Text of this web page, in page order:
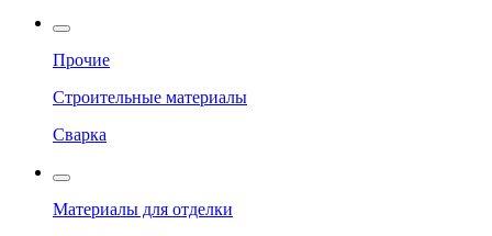
Прочие
Строительные материалы
Сварка
Материалы для отделки